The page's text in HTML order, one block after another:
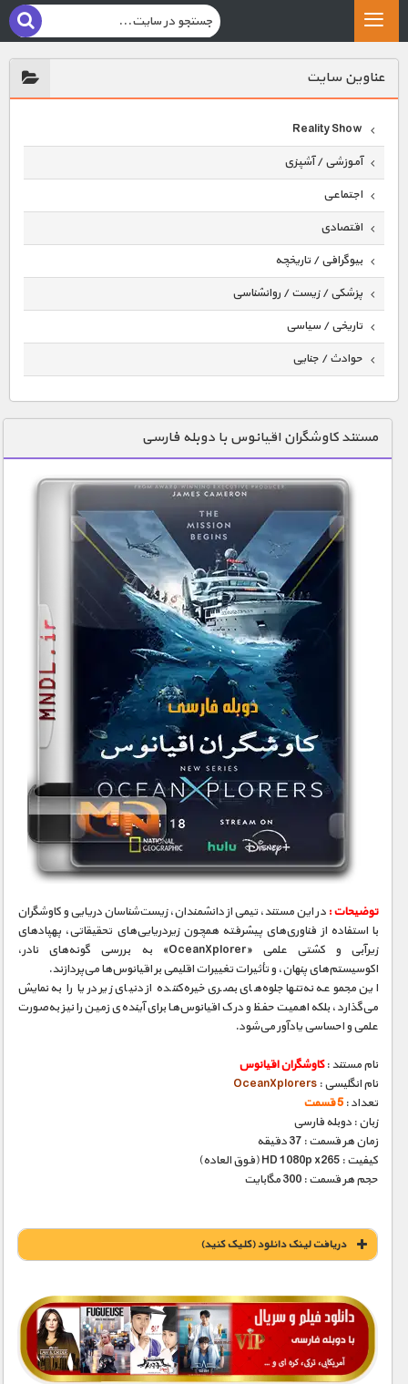
عناوين سايت
Reality Show
آموزشی / آشپزی
اجتماعی
اقتصادی
بیوگرافی / تاریخچه
پزشکی / زیست / روانشناسی
تاریخی / سیاسی
حوادث / جنایی
دنیای خوراکی ها
زمین شناسی / محیط زیست
سازه/ معماری/ مهندسی
سرگرمی
شناخت کودکان
مسابقات / ورزشی
مستند های اختصاصی
مستند کاوشگران اقیانوس با دوبله فارسی
توضیحات :در این مستند، تیمی از دانشمندان، زیست‌شناسان دریایی و کاوشگران
با استفاده از فناوری‌های پیشرفته همچون زیردریایی‌های تحقیقاتی، پهپادهای
زیرآبی و کشتی علمی «OceanXplorer» به بررسی گونه‌های نادر،
اکوسیستم‌های پنهان، و تأثیرات تغییرات اقلیمی بر اقیانوس‌ها می‌پردازند.
این مجموعه نه‌تنها جلوه‌های بصری خیره‌کننده از دنیای زیر دریا را به نمایش
می‌گذارد، بلکه اهمیت حفظ و درک اقیانوس‌ها برای آینده‌ی زمین را نیز به‌صورت
علمی و احساسی یادآور می‌شود.
نام مستند :کاوشگران اقیانوس
نام انگلیسی : OceanXplorers
تعداد : 5 قسمت
زبان : دوبله فارسی
زمان هر قسمت : 37 دقیقه
کیفیت : HD 1080p x265 (فوق العاده)
حجم هر قسمت : 300 مگابایت
دریافت لينک دانلود (کليک کنيد)
3000 تومان – دانلود قسمت 1 و 2 (افزودن به سبد خريد)
4000 تومان – دانلود قسمت 3 , 4 , 5 (افزودن به سبد خريد)